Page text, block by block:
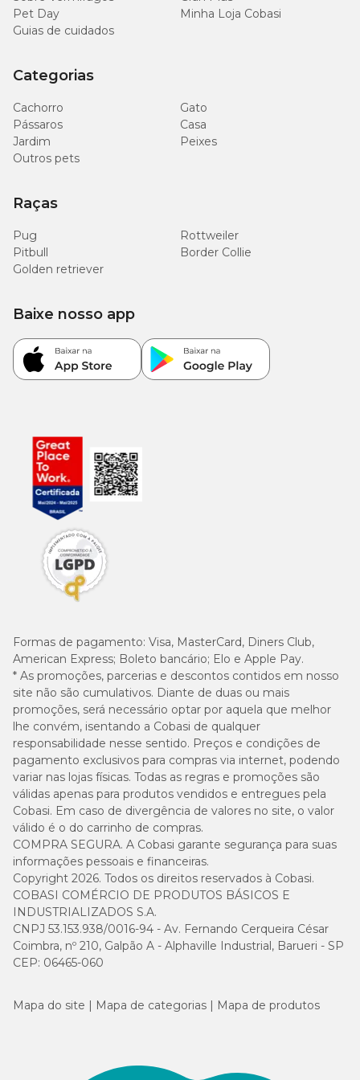
Para conservar melhor o seu medicamento
em local fresco, arejado e longe do alcance de crianças e animais.
Vetoryl 10mg com o melhor preço é na Cobasi
do mercado
Dechra
com um preço que cabe no seu bolso. Não perca a
oportunidade!
Pet Day
Minha Loja Cobasi
Guias de cuidados
Categorias
Cachorro
Gato
Pássaros
Casa
Jardim
Peixes
Outros pets
Raças
Pug
Rottweiler
Pitbull
Border Collie
Golden retriever
Formas de pagamento: Visa, MasterCard, Diners Club,
American Express; Boleto bancário; Elo e Apple Pay.
* As promoções, parcerias e descontos contidos em nosso
site não são cumulativos. Diante de duas ou mais
promoções, será necessário optar por aquela que melhor
lhe convém, isentando a Cobasi de qualquer
responsabilidade nesse sentido. Preços e condições de
pagamento exclusivos para compras via internet, podendo
variar nas lojas físicas. Todas as regras e promoções são
válidas apenas para produtos vendidos e entregues pela
Cobasi. Em caso de divergência de valores no site, o valor
válido é o do carrinho de compras.
COMPRA SEGURA. A Cobasi garante segurança para suas
informações pessoais e financeiras.
Copyright 2026. Todos os direitos reservados à Cobasi.
COBASI COMÉRCIO DE PRODUTOS BÁSICOS E
INDUSTRIALIZADOS S.A.
CNPJ 53.153.938/0016-94 - Av. Fernando Cerqueira César
Coimbra, nº 210, Galpão A - Alphaville Industrial, Barueri - SP
CEP: 06465-060
Baixe nosso app
Mapa do site Mapa de categorias Mapa de produtos